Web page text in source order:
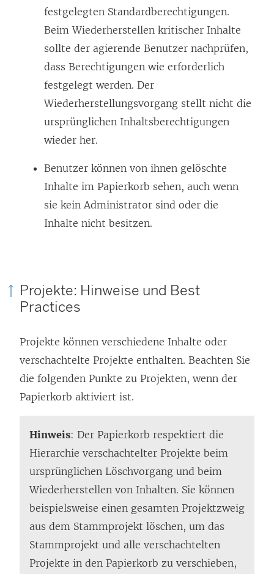
festgelegten Standardberechtigungen.
Beim Wiederherstellen kritischer Inhalte
sollte der agierende Benutzer nachprüfen,
dass Berechtigungen wie erforderlich
festgelegt werden. Der
Wiederherstellungsvorgang stellt nicht die
ursprünglichen Inhaltsberechtigungen
wieder her.
Benutzer können von ihnen gelöschte
Inhalte im Papierkorb sehen, auch wenn
sie kein Administrator sind oder die
Inhalte nicht besitzen.
Projekte: Hinweise und Best
Practices
Projekte können verschiedene Inhalte oder
verschachtelte Projekte enthalten. Beachten Sie
die folgenden Punkte zu Projekten, wenn der
Papierkorb aktiviert ist.
Hinweis: Der Papierkorb respektiert die
Hierarchie verschachtelter Projekte beim
ursprünglichen Löschvorgang und beim
Wiederherstellen von Inhalten. Sie können
beispielsweise einen gesamten Projektzweig
aus dem Stammprojekt löschen, um das
Stammprojekt und alle verschachtelten
Projekte in den Papierkorb zu verschieben,